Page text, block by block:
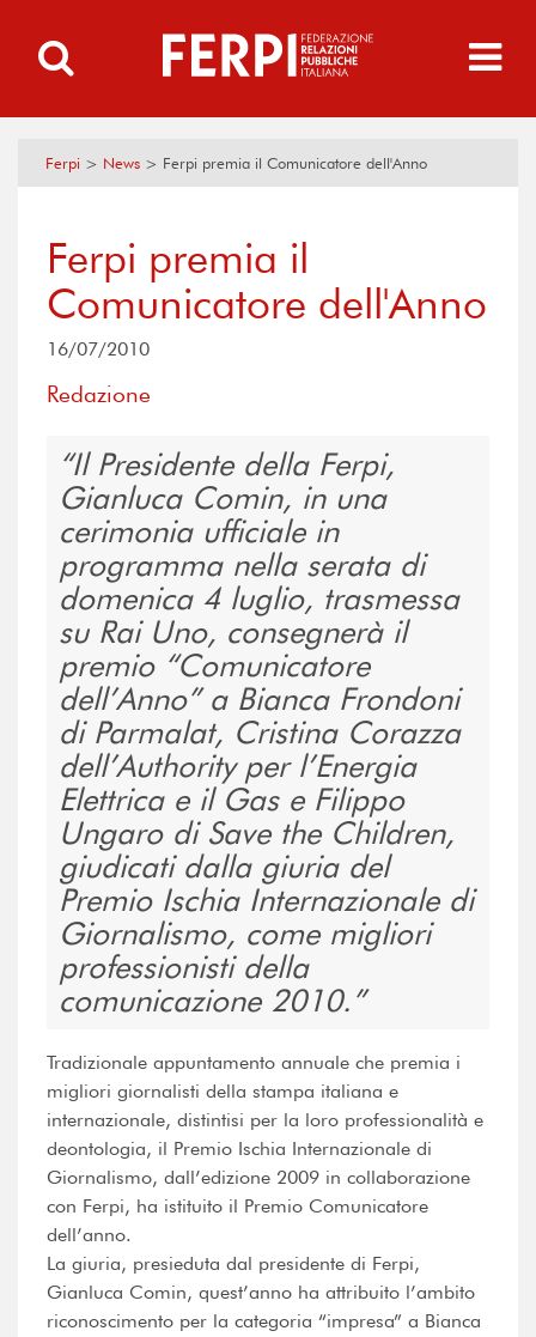
Ferpi > News > Ferpi premia il Comunicatore dell'Anno
Ferpi premia il
Comunicatore dell'Anno
16/07/2010
Redazione
Il Presidente della Ferpi,
Gianluca Comin, in una
cerimonia ufficiale in
programma nella serata di
domenica 4 luglio, trasmessa
su Rai Uno, consegnerà il
premio “Comunicatore
dell’Anno” a Bianca Frondoni
di Parmalat, Cristina Corazza
dell’Authority per l’Energia
Elettrica e il Gas e Filippo
Ungaro di Save the Children,
giudicati dalla giuria del
Premio Ischia Internazionale di
Giornalismo, come migliori
professionisti della
comunicazione 2010.
Tradizionale appuntamento annuale che premia i
migliori giornalisti della stampa italiana e
internazionale, distintisi per la loro professionalità e
deontologia, il Premio Ischia Internazionale di
Giornalismo, dall’edizione 2009 in collaborazione
con Ferpi, ha istituito il Premio Comunicatore
dell’anno.
La giuria, presieduta dal presidente di Ferpi,
Gianluca Comin, quest’anno ha attribuito l’ambito
riconoscimento per la categoria “impresa” a Bianca